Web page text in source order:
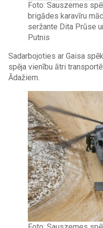
Foto: Sauszemes
brigādes karavīru
seržante Dita Prūse
Putnis
Sadarbojoties ar Gaisa
spēja vienību ātri
Ādažiem.
Image